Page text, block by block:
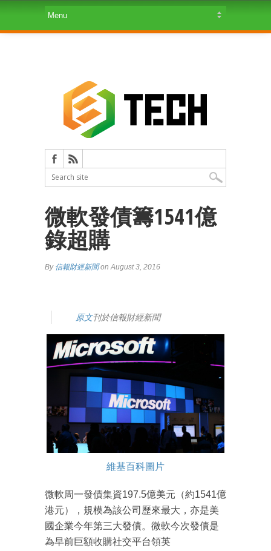
微軟發債籌1541億
錄超購
By 信報財經新聞on August 3, 2016
原文刊於信報財經新聞
維基百科圖片
微軟周一發債集資197.5億美元（約1541億
港元），規模為該公司歷來最大，亦是美
國企業今年第三大發債。微軟今次發債是
為早前巨額收購社交平台領英